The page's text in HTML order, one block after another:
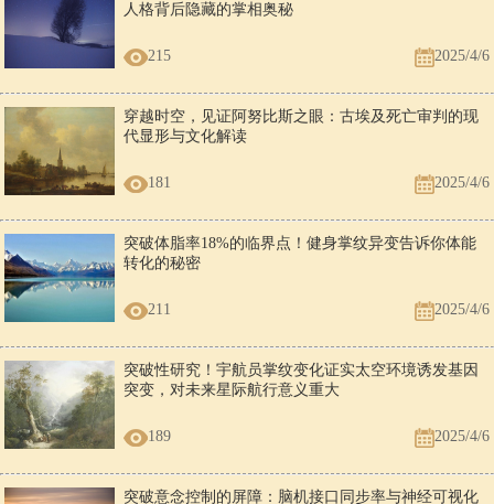
人格背后隐藏的掌相奥秘
215 2025/4/6
穿越时空，见证阿努比斯之眼：古埃及死亡审判的现
代显形与文化解读
181 2025/4/6
突破体脂率18%的临界点！健身掌纹异变告诉你体能
转化的秘密
211 2025/4/6
突破性研究！宇航员掌纹变化证实太空环境诱发基因
突变，对未来星际航行意义重大
189 2025/4/6
突破意念控制的屏障：脑机接口同步率与神经可视化